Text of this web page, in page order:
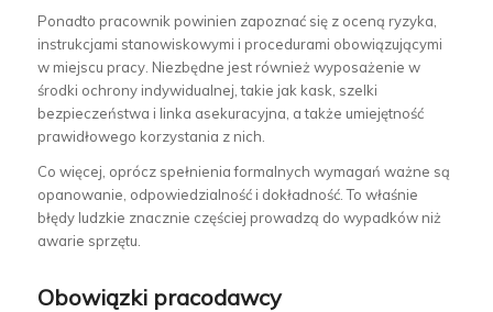
Ponadto pracownik powinien zapoznać się z oceną ryzyka,
instrukcjami stanowiskowymi i procedurami obowiązującymi
w miejscu pracy. Niezbędne jest również wyposażenie w
środki ochrony indywidualnej, takie jak kask, szelki
bezpieczeństwa i linka asekuracyjna, a także umiejętność
prawidłowego korzystania z nich.
Co więcej, oprócz spełnienia formalnych wymagań ważne są
opanowanie, odpowiedzialność i dokładność. To właśnie
błędy ludzkie znacznie częściej prowadzą do wypadków niż
awarie sprzętu.
Obowiązki pracodawcy